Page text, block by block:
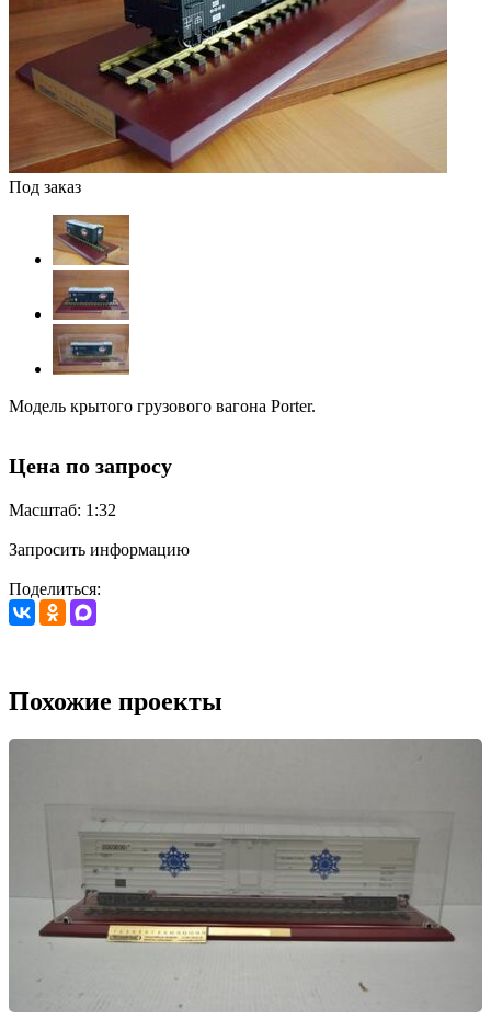
Под заказ
Модель крытого грузового вагона Porter.
Цена по запросу
Масштаб: 1:32
Запросить информацию
Поделиться:
Похожие проекты